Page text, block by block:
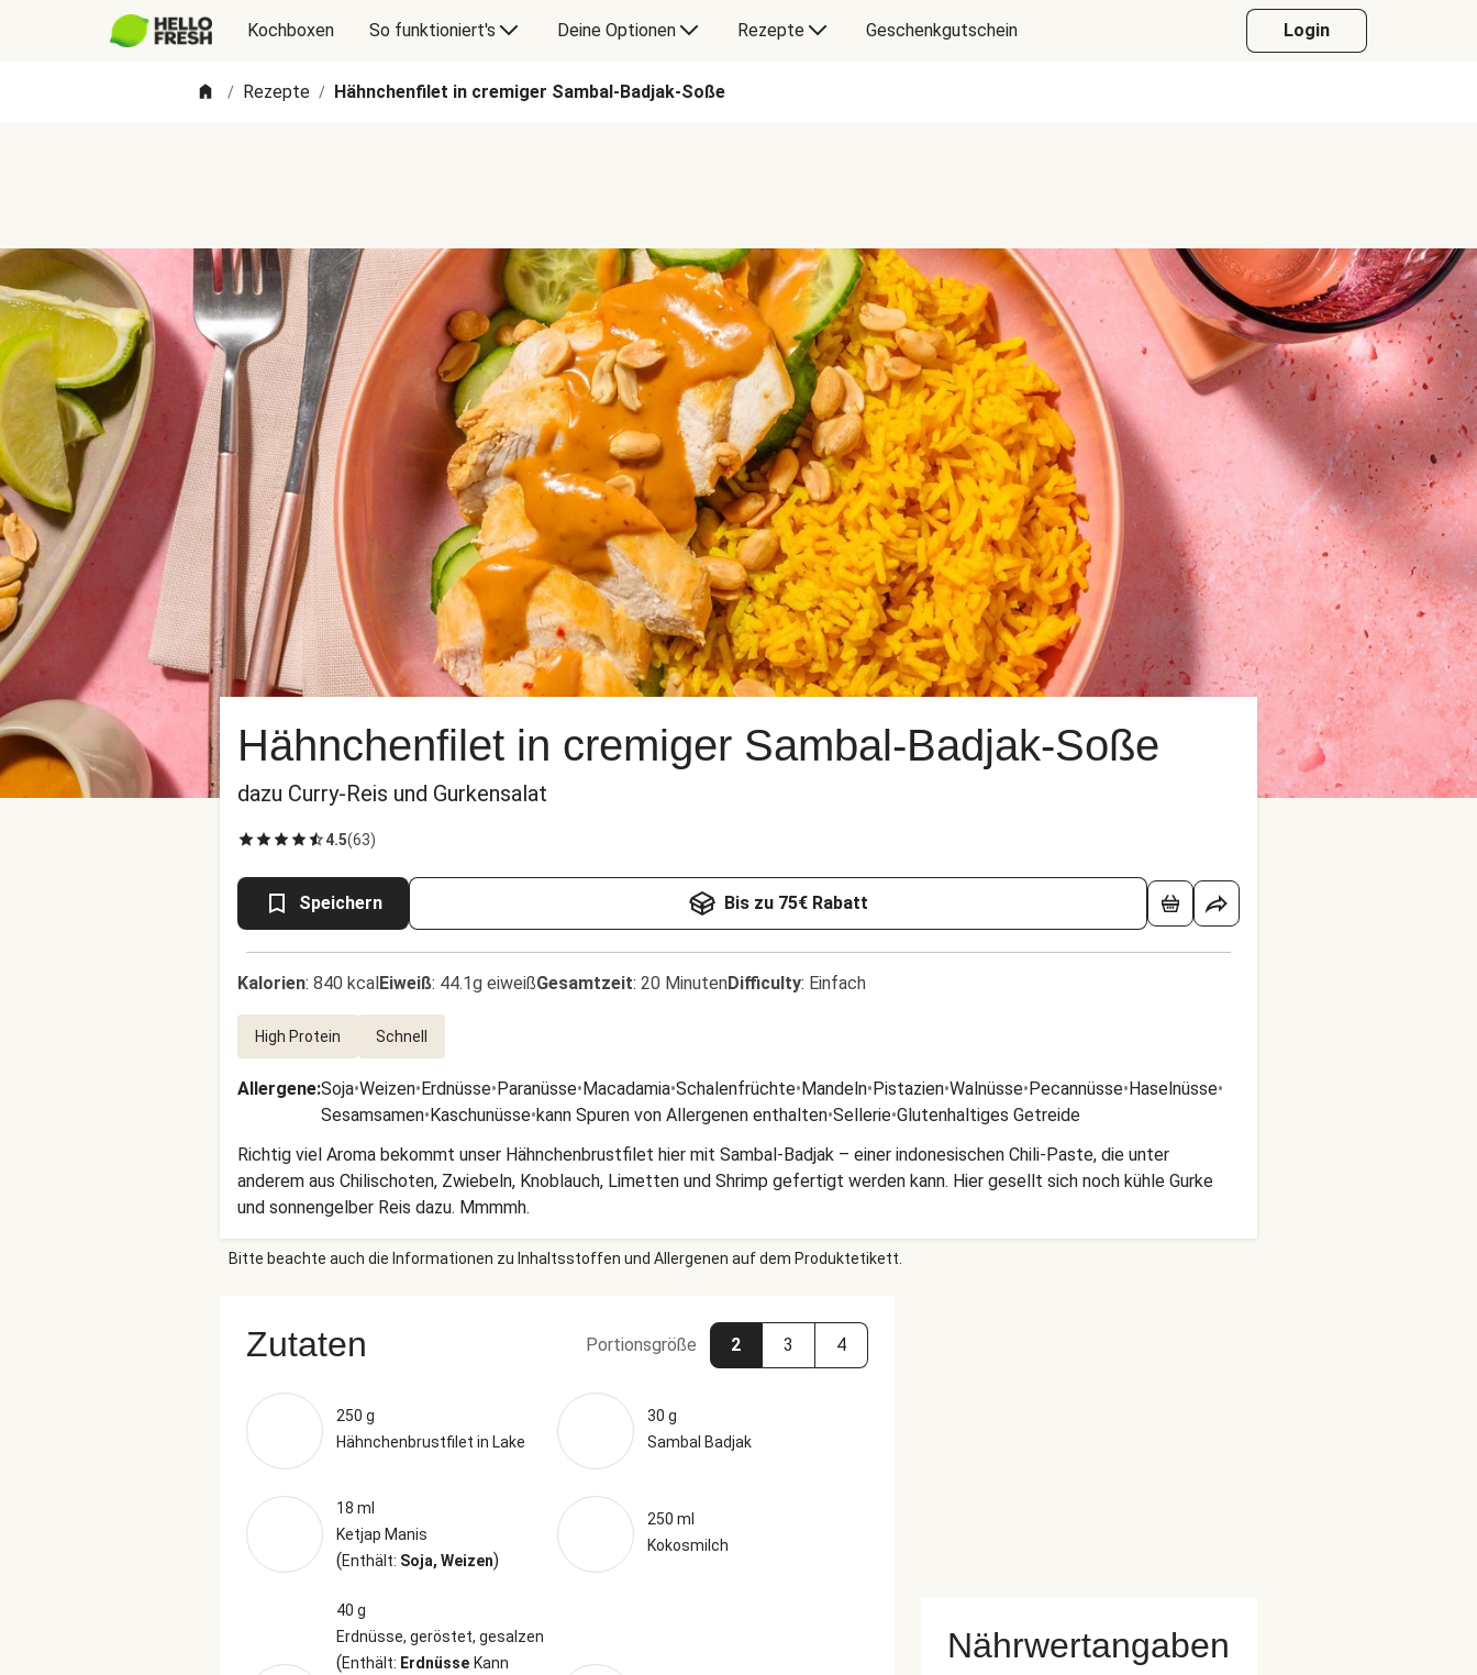
Kochboxen So funktioniert's Deine Optionen Rezepte Geschenkgutschein Login
/ Rezepte / Hähnchenfilet in cremiger Sambal-Badjak-Soße
Hähnchenfilet in cremiger Sambal-Badjak-Soße
dazu Curry-Reis und Gurkensalat
4.5(63)
Speichern Bis zu 75€ Rabatt
Kalorien: 840 kcalEiweiß: 44.1g eiweißGesamtzeit: 20 MinutenDifficulty: Einfach
High Protein Schnell
Allergene:Soja•Weizen•Erdnüsse•Paranüsse•Macadamia•Schalenfrüchte•Mandeln•Pistazien•Walnüsse•Pecannüsse•Haselnüsse•
Sesamsamen•Kaschunüsse•kann Spuren von Allergenen enthalten•Sellerie•Glutenhaltiges Getreide
Richtig viel Aroma bekommt unser Hähnchenbrustfilet hier mit Sambal-Badjak – einer indonesischen Chili-Paste, die unter
anderem aus Chilischoten, Zwiebeln, Knoblauch, Limetten und Shrimp gefertigt werden kann. Hier gesellt sich noch kühle Gurke
und sonnengelber Reis dazu. Mmmmh.
Bitte beachte auch die Informationen zu Inhaltsstoffen und Allergenen auf dem Produktetikett.
Zutaten Portionsgröße 2 3 4
250 g
Hähnchenbrustfilet in Lake
30 g
Sambal Badjak
18 ml
Ketjap Manis
(Enthält: Soja, Weizen)
250 ml
Kokosmilch
40 g
Erdnüsse, geröstet, gesalzen
(Enthält: Erdnüsse Kann
Nährwertangaben